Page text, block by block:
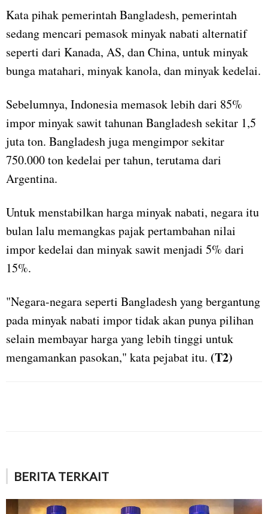
Kata pihak pemerintah Bangladesh, pemerintah
sedang mencari pemasok minyak nabati alternatif
seperti dari Kanada, AS, dan China, untuk minyak
bunga matahari, minyak kanola, dan minyak kedelai.
Sebelumnya, Indonesia memasok lebih dari 85%
impor minyak sawit tahunan Bangladesh sekitar 1,5
juta ton. Bangladesh juga mengimpor sekitar
750.000 ton kedelai per tahun, terutama dari
Argentina.
Untuk menstabilkan harga minyak nabati, negara itu
bulan lalu memangkas pajak pertambahan nilai
impor kedelai dan minyak sawit menjadi 5% dari
15%.
"Negara-negara seperti Bangladesh yang bergantung
pada minyak nabati impor tidak akan punya pilihan
selain membayar harga yang lebih tinggi untuk
mengamankan pasokan," kata pejabat itu. (T2)
BERITA TERKAIT